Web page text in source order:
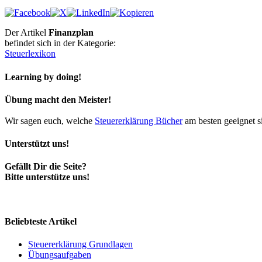
Der Artikel Finanzplan
befindet sich in der Kategorie:
Steuerlexikon
Learning by doing!
Übung macht den Meister!
Wir sagen euch, welche Steuererklärung Bücheram besten geeignet
Unterstützt uns!
Gefällt Dir die Seite?
Bitte unterstütze uns!
Beliebteste Artikel
Steuererklärung Grundlagen
Übungsaufgaben